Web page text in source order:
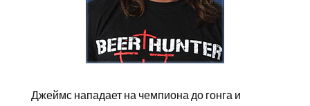
Джеймс нападает на чемпиона до гонга и